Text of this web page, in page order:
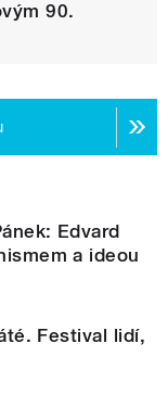
90.
Edvard
a ideou
Festival lidí,